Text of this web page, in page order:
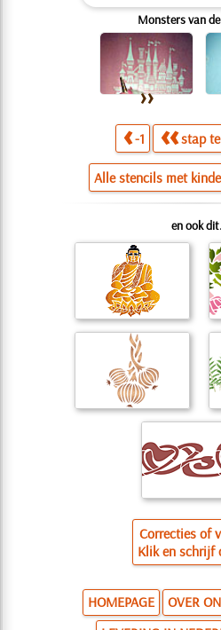
Monsters van
-1 stap
Alle stencils met
en ook
Correcties of
Klik en schrijf
HOMEPAGE OVER